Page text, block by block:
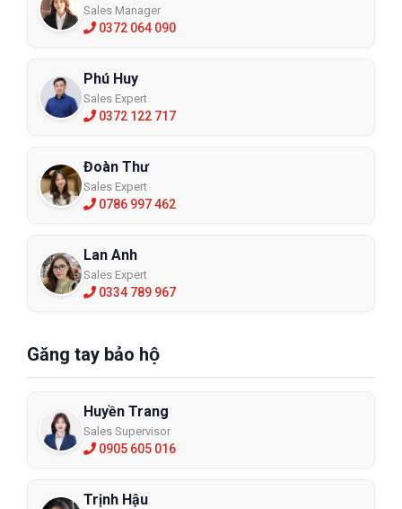
Sales Manager
0372 064 090
Phú Huy
Sales Expert
0372 122 717
Đoàn Thư
Sales Expert
0786 997 462
Lan Anh
Sales Expert
0334 789 967
Găng tay bảo hộ
Huyền Trang
Sales Supervisor
0905 605 016
Trịnh Hậu